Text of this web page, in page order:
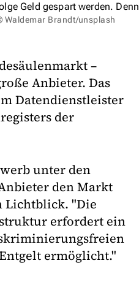
Geld gespart werden. Denn
Waldemar Brandt/unsplash
–
Anbieter. Das
Datendienstleister
der
unter den
den Markt
Lichtblick. "Die
erfordert ein
ermöglicht."